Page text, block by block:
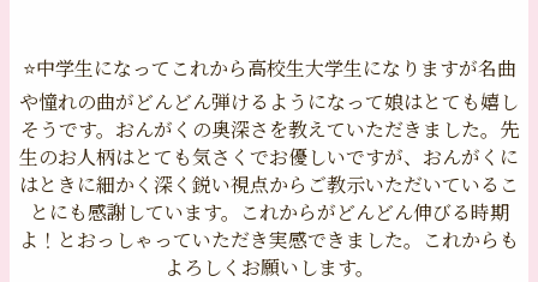
⭐️中学生になってこれから高校生大学生になりますが名曲
や憧れの曲がどんどん弾けるようになって娘はとても嬉し
そうです。おんがくの奥深さを教えていただきました。先
生のお人柄はとても気さくでお優しいですが、おんがくに
はときに細かく深く鋭い視点からご教示いただいているこ
とにも感謝しています。これからがどんどん伸びる時期
よ！とおっしゃっていただき実感できました。これからも
よろしくお願いします。